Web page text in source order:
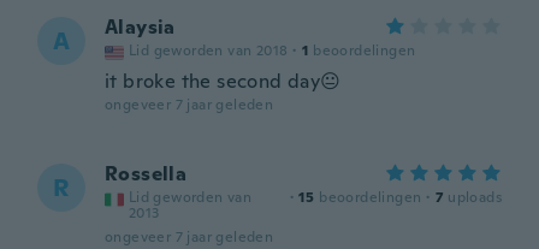
A Alaysia
Lid geworden van 2018 · 1 beoordelingen
it broke the second day😐
ongeveer 7 jaar geleden
R Rossella
Lid geworden van
2013
· 15 beoordelingen · 7 uploads
ongeveer 7 jaar geleden